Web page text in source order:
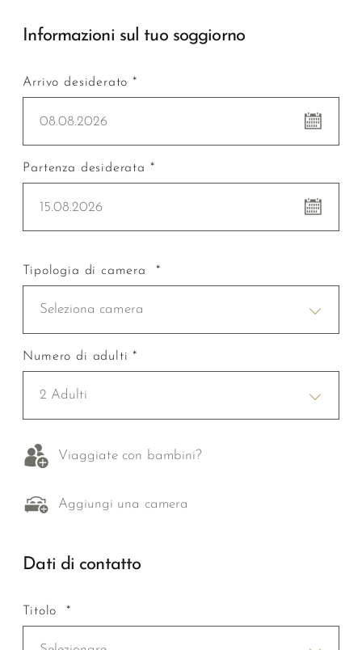
Informazioni sul tuo soggiorno
Arrivo desiderato *
08.08.2026
Partenza desiderata *
15.08.2026
Tipologia di camera *
Seleziona camera
Numero di adulti *
2 Adulti
Viaggiate con bambini?
Aggiungi una camera
Dati di contatto
Titolo *